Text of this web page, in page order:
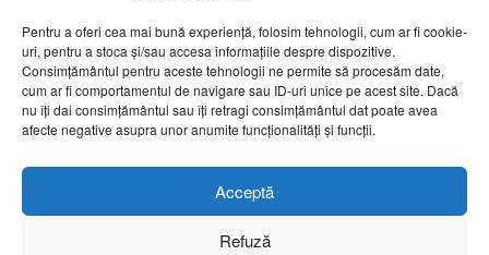
Pentru a oferi cea mai bună experiență, folosim tehnologii, cum ar fi cookie-
uri, pentru a stoca și/sau accesa informațiile despre dispozitive.
Consimțământul pentru aceste tehnologii ne permite să procesăm date,
cum ar fi comportamentul de navigare sau ID-uri unice pe acest site. Dacă
nu îți dai consimțământul sau îți retragi consimțământul dat poate avea
afecte negative asupra unor anumite funcționalități și funcții.
Acceptă
Refuză
Despre noi Publicitate Contact
Politică de confidențialitate
Cod Deontologic
Grila de programe
Daca sunteti martorul unor evenimente importante vă rugăm
să ne contactați pe email:telembotosani.tv@gmail.com